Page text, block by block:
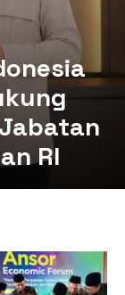
RI